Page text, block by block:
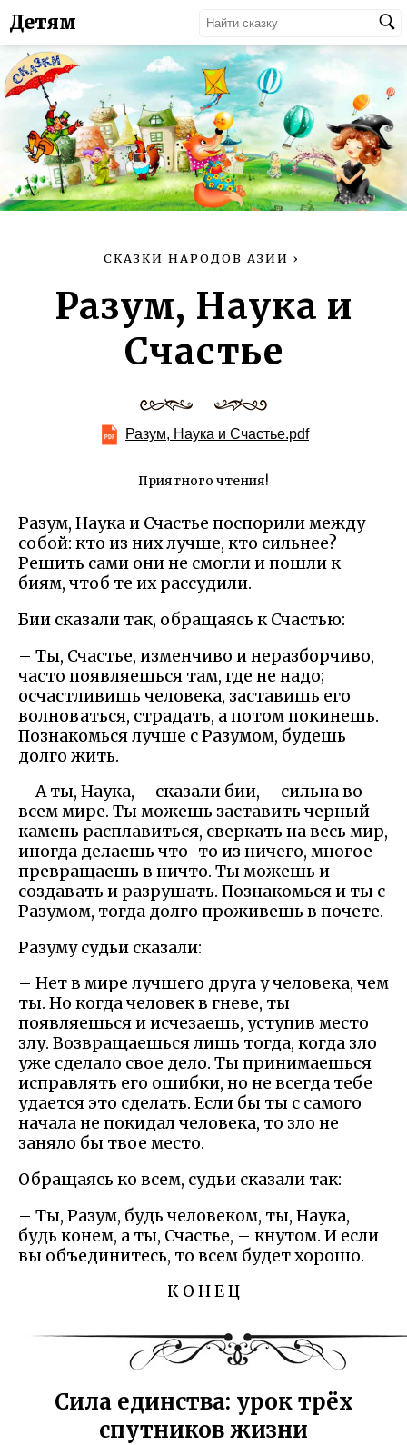
Детям
СКАЗКИ НАРОДОВ АЗИИ ›
Разум, Наука и
Счастье
Разум, Наука и Счастье.pdf
Приятного чтения!
Разум, Наука и Счастье поспорили между
собой: кто из них лучше, кто сильнее?
Решить сами они не смогли и пошли к
биям, чтоб те их рассудили.
Бии сказали так, обращаясь к Счастью:
– Ты, Счастье, изменчиво и неразборчиво,
часто появляешься там, где не надо;
осчастливишь человека, заставишь его
волноваться, страдать, а потом покинешь.
Познакомься лучше с Разумом, будешь
долго жить.
– А ты, Наука, – сказали бии, – сильна во
всем мире. Ты можешь заставить черный
камень расплавиться, сверкать на весь мир,
иногда делаешь что-то из ничего, многое
превращаешь в ничто. Ты можешь и
создавать и разрушать. Познакомься и ты с
Разумом, тогда долго проживешь в почете.
Разуму судьи сказали:
– Нет в мире лучшего друга у человека, чем
ты. Но когда человек в гневе, ты
появляешься и исчезаешь, уступив место
злу. Возвращаешься лишь тогда, когда зло
уже сделало свое дело. Ты принимаешься
исправлять его ошибки, но не всегда тебе
удается это сделать. Если бы ты с самого
начала не покидал человека, то зло не
заняло бы твое место.
Обращаясь ко всем, судьи сказали так:
– Ты, Разум, будь человеком, ты, Наука,
будь конем, а ты, Счастье, – кнутом. И если
вы объединитесь, то всем будет хорошо.
К О Н Е Ц
Сила единства: урок трёх
спутников жизни